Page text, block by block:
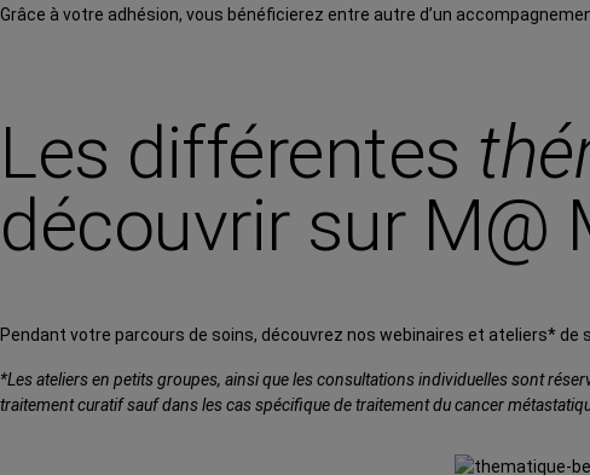
Grâce à votre adhésion, vous bénéficierez entre autre d’un
Les différentes
découvrir sur M@
Pendant votre parcours de soins, découvrez nos webinaires et ateliers* de
*Les ateliers en petits groupes, ainsi que les consultations individuelles sont
traitement curatif sauf dans les cas spécifique de traitement du cancer